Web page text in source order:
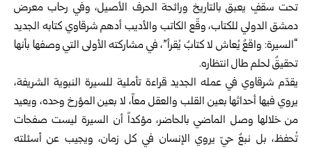
تحت سقفٍ يعبق بالتاريخ ورائحة الحرف الأصيل، وفي رحاب معرض
دمشق الدولي للكتاب، وقّع الكاتب والأديب أدهم شرقاوي كتابه الجديد
“السيرة: واقعٌ يُعاش لا كتابٌ يُقرأ”، في مشاركته الأولى التي وصفها بأنها
تحقيقٌ لحلم طال انتظاره.
يقدّم شرقاوي في عمله الجديد قراءة تأملية للسيرة النبوية الشريفة،
يروي فيها أحداثها بعين القلب والعقل معاً، لا بعين المؤرخ وحده، ويعيد
من خلالها وصل الماضي بالحاضر، مؤكداً أن السيرة ليست صفحات
تُحفظ، بل نبعٌ حيّ يروي الإنسان في كل زمان، ويجيب عن أسئلته